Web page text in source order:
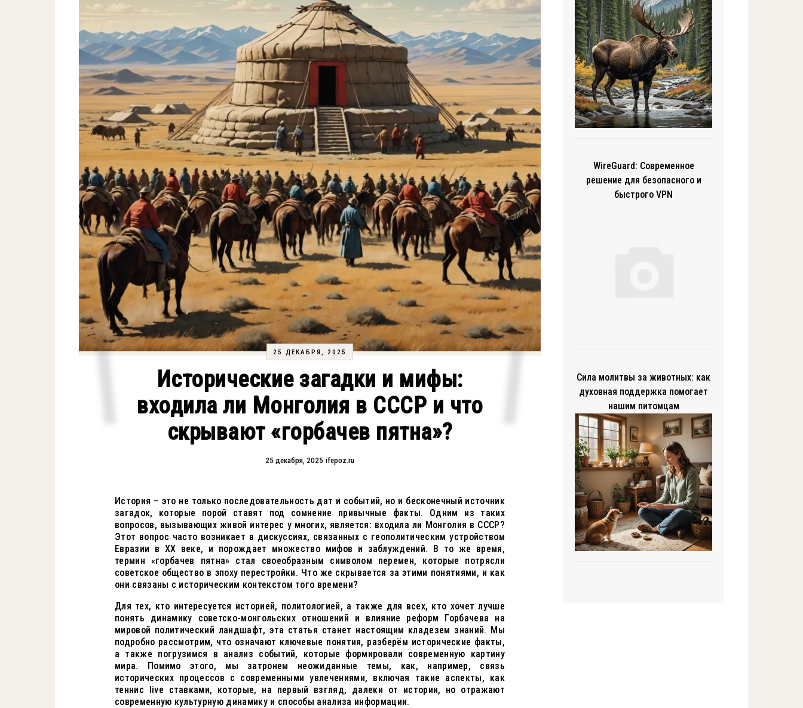
25 ДЕКАБРЯ, 2025
Исторические загадки и мифы:
входила ли Монголия в СССР и что
скрывают «горбачев пятна»?
25 декабря, 2025 ifepoz.ru
История – это не только последовательность дат и событий, но и бесконечный источник
загадок, которые порой ставят под сомнение привычные факты. Одним из таких
вопросов, вызывающих живой интерес у многих, является: входила ли Монголия в СССР?
Этот вопрос часто возникает в дискуссиях, связанных с геополитическим устройством
Евразии в XX веке, и порождает множество мифов и заблуждений. В то же время,
термин «горбачев пятна» стал своеобразным символом перемен, которые потрясли
советское общество в эпоху перестройки. Что же скрывается за этими понятиями, и как
они связаны с историческим контекстом того времени?
Для тех, кто интересуется историей, политологией, а также для всех, кто хочет лучше
понять динамику советско-монгольских отношений и влияние реформ Горбачева на
мировой политический ландшафт, эта статья станет настоящим кладезем знаний. Мы
подробно рассмотрим, что означают ключевые понятия, разберём исторические факты,
а также погрузимся в анализ событий, которые формировали современную картину
мира. Помимо этого, мы затронем неожиданные темы, как, например, связь
исторических процессов с современными увлечениями, включая такие аспекты, как
теннис live ставками, которые, на первый взгляд, далеки от истории, но отражают
современную культурную динамику и способы анализа информации.
WireGuard: Современное
решение для безопасного и
быстрого VPN
Сила молитвы за животных: как
духовная поддержка помогает
нашим питомцам